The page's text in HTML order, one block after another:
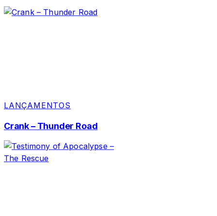
LANÇAMENTOS
Crank – Thunder Road